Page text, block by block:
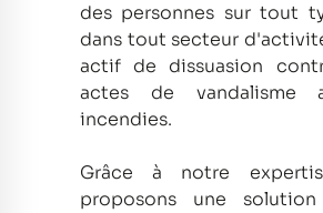
des personnes sur tout
dans tout secteur
actif de dissuasion
actes de vandalisme
incendies.
Grâce à notre
proposons une